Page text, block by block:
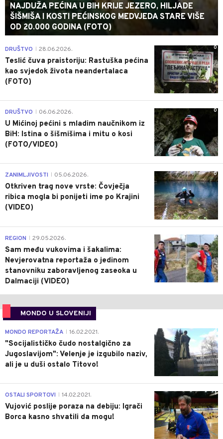
NAJDUŽA PEĆINA U BIH KRIJE JEZERO, HILJADE
ŠIŠMIŠA I KOSTI PEĆINSKOG MEDVJEDA STARE VIŠE
OD 20.000 GODINA (FOTO)
0
DRUŠTVO 28.06.2026.
Teslić čuva praistoriju: Rastuška pećina
kao svjedok života neandertalaca
(FOTO)
0
DRUŠTVO 06.06.2026.
U Mićinoj pećini s mladim naučnikom iz
BiH: Istina o šišmišima i mitu o kosi
(FOTO/VIDEO)
0
ZANIMLJIVOSTI 05.06.2026.
Otkriven trag nove vrste: Čovječja
ribica mogla bi ponijeti ime po Krajini
(VIDEO)
0
REGION 29.05.2026.
Sam među vukovima i šakalima:
Nevjerovatna reportaža o jedinom
stanovniku zaboravljenog zaseoka u
Dalmaciji (VIDEO)
MONDO U SLOVENIJI
4
MONDO REPORTAŽA 16.02.2021.
"Socijalističko čudo nostalgično za
Jugoslavijom": Velenje je izgubilo naziv,
ali je u duši ostalo Titovo!
1
OSTALI SPORTOVI 14.02.2021.
Vujović poslije poraza na debiju: Igrači
Borca kasno shvatili da mogu!